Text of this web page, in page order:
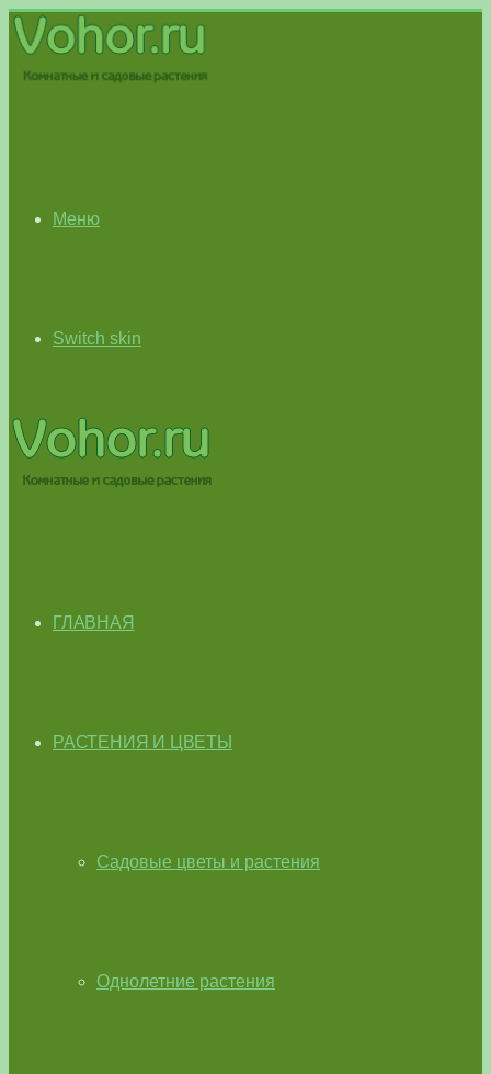
Меню
Switch skin
ГЛАВНАЯ
РАСТЕНИЯ И ЦВЕТЫ
Садовые цветы и растения
Однолетние растения